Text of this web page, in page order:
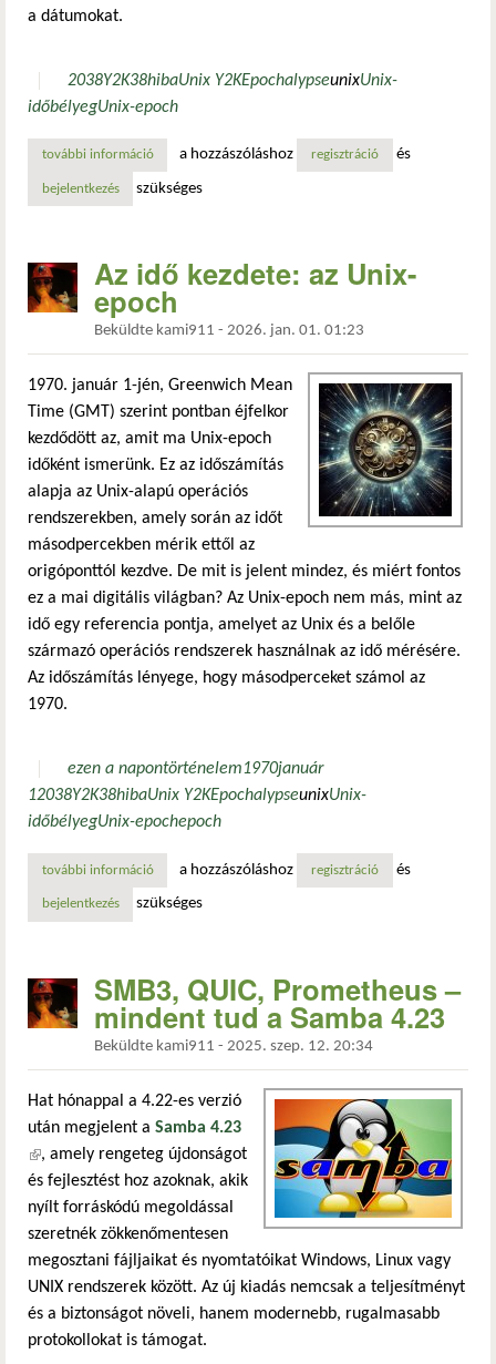
a dátumokat.
2038Y2K38hibaUnix Y2KEpochalypseunixUnix-
időbélyegUnix-epoch
további információmi a 2038-as év problémája? tartalommal kapcsolatosan
a hozzászóláshoz regisztráció és
bejelentkezés szükséges
Az idő kezdete: az Unix-
epoch
Beküldte kami911 - 2026. jan. 01. 01:23
1970. január 1-jén, Greenwich Mean
Time (GMT) szerint pontban éjfelkor
kezdődött az, amit ma Unix-epoch
időként ismerünk. Ez az időszámítás
alapja az Unix-alapú operációs
rendszerekben, amely során az időt
másodpercekben mérik ettől az
origóponttól kezdve. De mit is jelent mindez, és miért fontos
ez a mai digitális világban? Az Unix-epoch nem más, mint az
idő egy referencia pontja, amelyet az Unix és a belőle
származó operációs rendszerek használnak az idő mérésére.
Az időszámítás lényege, hogy másodperceket számol az
1970.
ezen a napontörténelem1970január
12038Y2K38hibaUnix Y2KEpochalypseunixUnix-
időbélyegUnix-epochepoch
további információaz idő kezdete: az unix-epoch tartalommal kapcsolatosan
a hozzászóláshoz regisztráció és
bejelentkezés szükséges
SMB3, QUIC, Prometheus –
mindent tud a Samba 4.23
Beküldte kami911 - 2025. szep. 12. 20:34
Hat hónappal a 4.22-es verzió
után megjelent a Samba 4.23
(külső hivatkozás)
, amely rengeteg újdonságot
és fejlesztést hoz azoknak, akik
nyílt forráskódú megoldással
szeretnék zökkenőmentesen
megosztani fájljaikat és nyomtatóikat Windows, Linux vagy
UNIX rendszerek között. Az új kiadás nemcsak a teljesítményt
és a biztonságot növeli, hanem modernebb, rugalmasabb
protokollokat is támogat.